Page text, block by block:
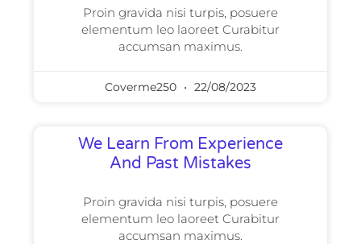
Proin gravida nisi turpis, posuere
elementum leo laoreet Curabitur
accumsan maximus.
Coverme250 22/08/2023
We Learn From Experience
And Past Mistakes
Proin gravida nisi turpis, posuere
elementum leo laoreet Curabitur
accumsan maximus.